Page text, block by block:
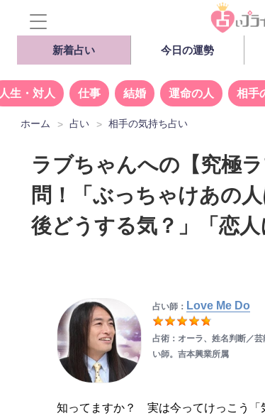
新着占い 今日の運勢
人生・対人 仕事 結婚 運命の人 相手
ホーム 占い 相手の気持ち占い
ラブちゃんへの【究極
問！「ぶっちゃけあの
後どうする気？」「恋人
占い師： Love Me Do
占術：オーラ、姓名判断／芸
い師。吉本興業所属
知ってますか？ 実は今ってけっこう「